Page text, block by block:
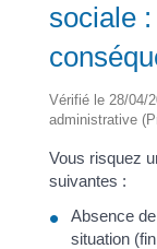
sociale
Vérifié le 28/04/
administrative
Vous risquez
suivantes :
Absence
situation